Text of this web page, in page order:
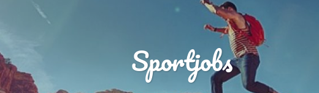
Sportjobs